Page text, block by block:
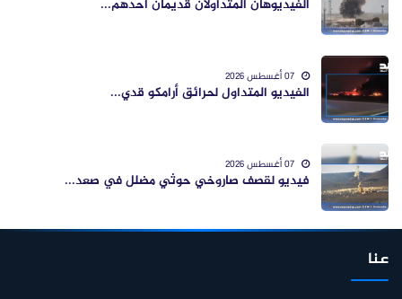
الفيديوهان المتداولان قديمان أحدهم...
الفيديو المتداول لحرائق أرامكو قدي...
فيديو لقصف صاروخي حوثي مضلل في صعد...
عنا